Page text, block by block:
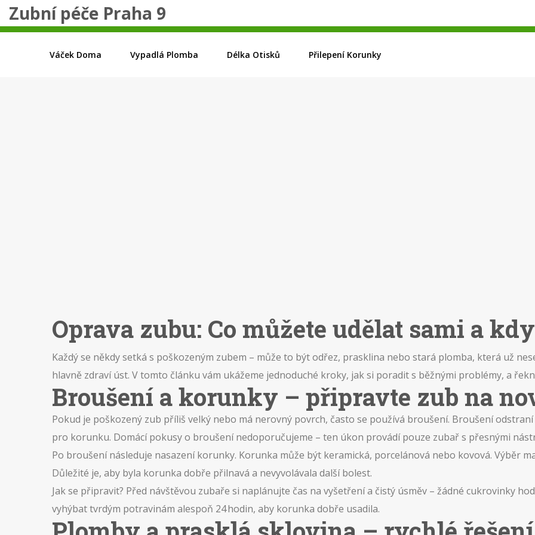
Zubní péče Praha 9
Váček Doma Vypadlá Plomba Délka Otisků Přilepení Korunky
Oprava zubu: Co můžete udělat sami a
Každý se někdy setká s poškozeným zubem – může to být odřez, prasklina nebo stará plomba, která už
hlavně zdraví úst. V tomto článku vám ukážeme jednoduché kroky, jak si poradit s běžnými problémy, a
Broušení a korunky – připravte zub na
Pokud je poškozený zub příliš velký nebo má nerovný povrch, často se používá broušení. Broušení
pro korunku. Domácí pokusy o broušení nedoporučujeme – ten úkon provádí pouze zubař s přesnými
Po broušení následuje nasazení korunky. Korunka může být keramická, porcelánová nebo kovová. Výběr
Důležité je, aby byla korunka dobře přilnavá a nevyvolávala další bolest.
Jak se připravit? Před návštěvou zubaře si naplánujte čas na vyšetření a čistý úsměv – žádné cukrovinky
vyhýbat tvrdým potravinám alespoň 24 hodin, aby korunka dobře usadila.